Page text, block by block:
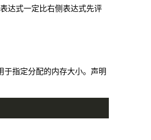
达式一定比右侧表达式先评
指定分配的内存大小。声明